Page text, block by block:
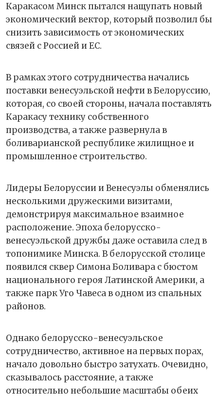
Каракасом Минск пытался нащупать новый
экономический вектор, который позволил бы
снизить зависимость от экономических
связей с Россией и ЕС.
В рамках этого сотрудничества начались
поставки венесуэльской нефти в Белоруссию,
которая, со своей стороны, начала поставлять
Каракасу технику собственного
производства, а также развернула в
боливарианской республике жилищное и
промышленное строительство.
Лидеры Белоруссии и Венесуэлы обменялись
несколькими дружескими визитами,
демонстрируя максимальное взаимное
расположение. Эпоха белорусско-
венесуэльской дружбы даже оставила след в
топонимике Минска. В белорусской столице
появился сквер Симона Боливара с бюстом
национального героя Латинской Америки, а
также парк Уго Чавеса в одном из спальных
районов.
Однако белорусско-венесуэльское
сотрудничество, активное на первых порах,
начало довольно быстро затухать. Очевидно,
сказывалось расстояние, а также
относительно небольшие масштабы обеих